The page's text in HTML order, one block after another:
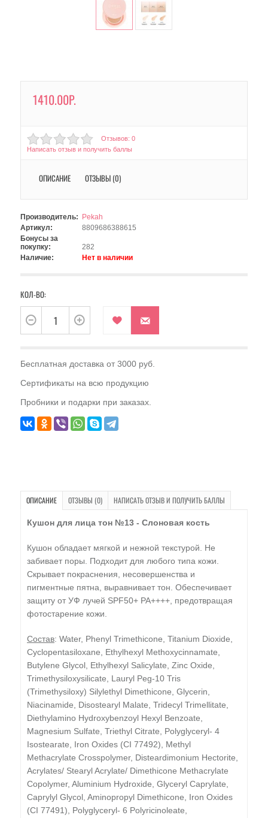
1410.00Р.
Отзывов: 0
Написать отзыв и получить баллы
ОПИСАНИЕ ОТЗЫВЫ (0)
Производитель:
Pekah
Артикул:
8809686388615
Бонусы за
покупку:
282
Наличие:
Нет в наличии
КОЛ-ВО:
Бесплатная доставка от 3000 руб.
Сертификаты на всю продукцию
Пробники и подарки при заказах.
ОПИСАНИЕ ОТЗЫВЫ (0) НАПИСАТЬ ОТЗЫВ И ПОЛУЧИТЬ БАЛЛЫ
Кушон для лица тон №13 - Слоновая кость
Кушон обладает мягкой и нежной текстурой. Не
забивает поры. Подходит для любого типа кожи.
Скрывает покраснения, несовершенства и
пигментные пятна, выравнивает тон. Обеспечивает
защиту от УФ лучей SPF50+ PA++++, предотвращая
фотостарение кожи.
Состав: Water, Phenyl Trimethicone, Titanium Dioxide,
Cyclopentasiloxane, Ethylhexyl Methoxycinnamate,
Butylene Glycol, Ethylhexyl Salicylate, Zinc Oxide,
Trimethysiloxysilicate, Lauryl Peg-10 Tris
(Trimethysiloxy) Silylethyl Dimethicone, Glycerin,
Niacinamide, Disostearyl Malate, Tridecyl Trimellitate,
Diethylamino Hydroxybenzoyl Hexyl Benzoate,
Magnesium Sulfate, Triethyl Citrate, Polyglyceryl- 4
Isostearate, Iron Oxides (CI 77492), Methyl
Methacrylate Crosspolymer, Disteardimonium Hectorite,
Acrylates/ Stearyl Acrylate/ Dimethicone Methacrylate
Copolymer, Aluminium Hydroxide, Glyceryl Caprylate,
Caprylyl Glycol, Aminopropyl Dimethicone, Iron Oxides
(CI 77491), Polyglyceryl- 6 Polyricinoleate,